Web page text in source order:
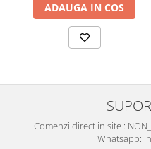
ADAUGA IN COS
Comenzi direct in site :
Whatsapp: